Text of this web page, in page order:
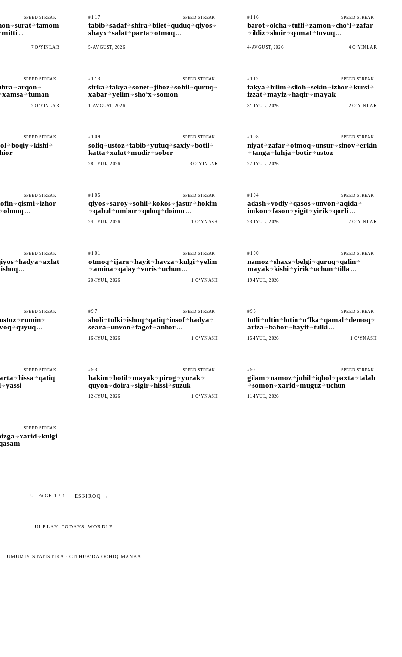
SPEED STREAK
surat
tamom
mitti …
7 OʻYINLAR
#117 SPEED STREAK
tabib sadaf shira bilet quduq
qiyos
shayx
salat parta otmoq …
5-AVGUST, 2026
#116 SPEED STREAK
barot olcha tufli zamon choʻl
zafar
ildiz
shoir qomat tovuq …
4-AVGUST, 2026 4 OʻYINLAR
SPEED STREAK
arqon
xamsa tuman …
2 OʻYINLAR
#113 SPEED STREAK
sirka takya sonet jihoz sohil
quruq
xabar
yelim shoʻx somon …
1-AVGUST, 2026
#112 SPEED STREAK
takya bilim siloh sekin izhor
kursi
izzat
mayiz haqir mayak …
31-IYUL, 2026 2 OʻYINLAR
SPEED STREAK
boqiy
kishi
…
#109 SPEED STREAK
soliq ustoz tabib yutuq saxiy
botil
katta
xalat mudir sobor …
28-IYUL, 2026 3 OʻYINLAR
#108 SPEED STREAK
niyat zafar otmoq unsur sinov
erkin
tanga
lahja botir ustoz …
27-IYUL, 2026
SPEED STREAK
qismi
izhor
olmoq …
#105 SPEED STREAK
qiyos saroy sohil kokos jasur
hokim
qabul
ombor quloq doimo …
24-IYUL, 2026 1 OʻYNASH
#104 SPEED STREAK
adash vodiy qasos unvon
aqida
imkon
fason yigit yirik qorli …
23-IYUL, 2026 7 OʻYINLAR
SPEED STREAK
hadya
axlat
ishoq …
#101 SPEED STREAK
otmoq ijara hayit havza kulgi
yelim
amina
qalay voris uchun …
20-IYUL, 2026 1 OʻYNASH
#100 SPEED STREAK
namoz shaxs belgi quruq
qalin
mayak
kishi yirik uchun tilla …
19-IYUL, 2026
SPEED STREAK
ustoz
rumin
quyuq …
#97 SPEED STREAK
sholi tulki ishoq qatiq insof
hadya
seara
unvon fagot anhor …
16-IYUL, 2026 1 OʻYNASH
#96 SPEED STREAK
totli oltin lotin oʻlka qamal
demoq
ariza
bahor hayit tulki …
15-IYUL, 2026 1 OʻYNASH
SPEED STREAK
hissa
qatiq
yassi …
#93 SPEED STREAK
hakim botil mayak pirog
yurak
quyon
doira sigir hissi suzuk …
12-IYUL, 2026 1 OʻYNASH
#92 SPEED STREAK
gilam namoz johil iqbol paxta
talab
somon
xarid muguz uchun …
11-IYUL, 2026
SPEED STREAK
xarid
kulgi
…
UI.PAGE 1 / 4 ESKIROQ →
UI.PLAY_TODAYS_WORDLE
UMUMIY STATISTIKA · GITHUB'DA OCHIQ MANBA